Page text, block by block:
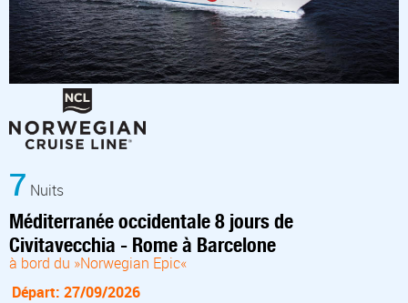
7 Nuits
Méditerranée occidentale 8 jours de
Civitavecchia - Rome à Barcelone
à bord du »Norwegian Epic«
Départ: 27/09/2026